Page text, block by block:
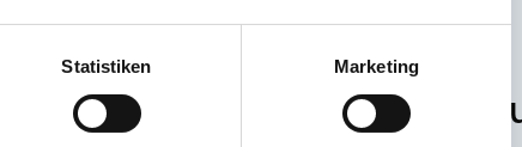
Statistiken Marketing
in
3. TAG
Technik zum
Abschluss –